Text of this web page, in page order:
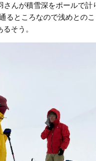
さんが積雪深をポールで計
るところなので浅めとの
そう。